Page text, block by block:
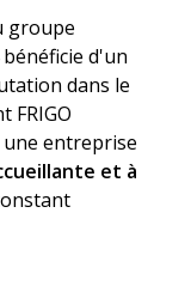
groupe
bénéficie d'un
dans le
FRIGO
une entreprise
et à